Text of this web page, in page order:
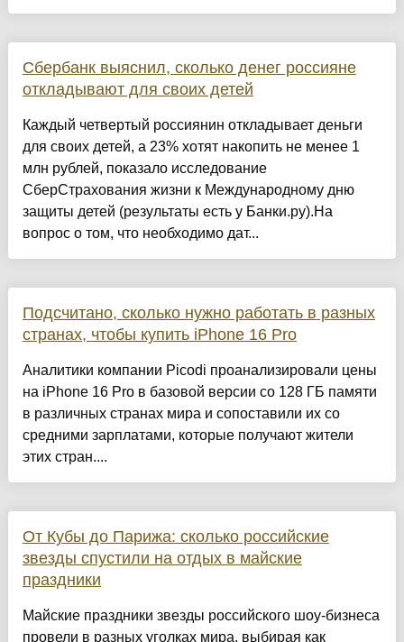
Сбербанк выяснил, сколько денег россияне
откладывают для своих детей
Каждый четвертый россиянин откладывает деньги
для своих детей, а 23% хотят накопить не менее 1
млн рублей, показало исследование
СберСтрахования жизни к Международному дню
защиты детей (результаты есть у Банки.ру).На
вопрос о том, что необходимо дат...
Подсчитано, сколько нужно работать в разных
странах, чтобы купить iPhone 16 Pro
Аналитики компании Picodi проанализировали цены
на iPhone 16 Pro в базовой версии со 128 ГБ памяти
в различных странах мира и сопоставили их со
средними зарплатами, которые получают жители
этих стран....
От Кубы до Парижа: сколько российские
звезды спустили на отдых в майские
праздники
Майские праздники звезды российского шоу-бизнеса
провели в разных уголках мира, выбирая как